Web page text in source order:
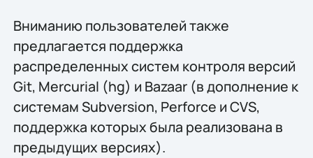
Вниманию пользователей также
предлагается поддержка
распределенных систем контроля версий
Git, Mercurial (hg) и Bazaar (в дополнение к
системам Subversion, Perforce и CVS,
поддержка которых была реализована в
предыдущих версиях).